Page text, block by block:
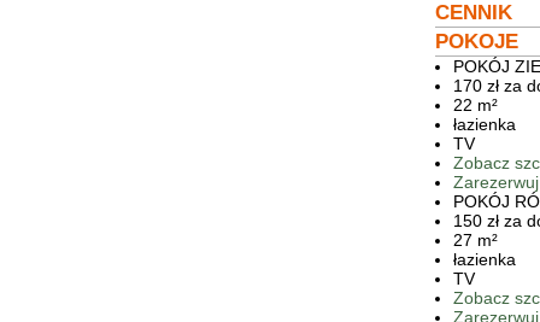
CENNIK
POKOJE
POKÓJ
170 zł za
22 m²
łazienka
TV
Zobacz
Zarezerwuj
POKÓJ
150 zł za
27 m²
łazienka
TV
Zobacz
Zarezerwuj